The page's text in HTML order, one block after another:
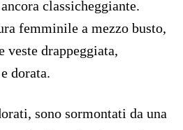
classicheggiante.
femminile a mezzo busto,
veste drappeggiata,
dorata.
sono sormontati da una